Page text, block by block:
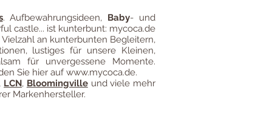
.Aufbewahrungsideen, Baby- und
castle... ist kunterbunt: mycoca.de
an kunterbunten Begleitern,
lustiges für unsere Kleinen,
für unvergessene Momente.
Sie hier aufwww.mycoca.de.
, LCN, Bloomingville und viele mehr
Markenhersteller.